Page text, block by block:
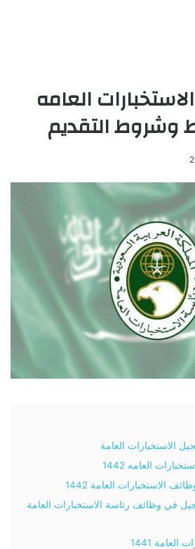
العامه
الاستخبارات العامة
العامه 1442
الاستخبارات العامة 1442
في وظائف رئاسة الاستخبارات العامة
1441